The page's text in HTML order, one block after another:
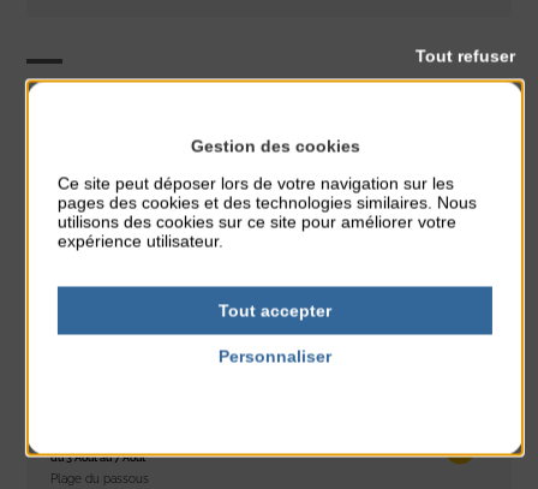
PARTAGER CETTE INFO :
du 3 Août au 7 Août
Plage du passous
Gestion des cookies
Ce site peut déposer lors de votre navigation sur les
pages des cookies et des technologies similaires. Nous
utilisons des cookies sur ce site pour améliorer votre
expérience utilisateur.
Tout accepter
Tout refuser
Personnaliser